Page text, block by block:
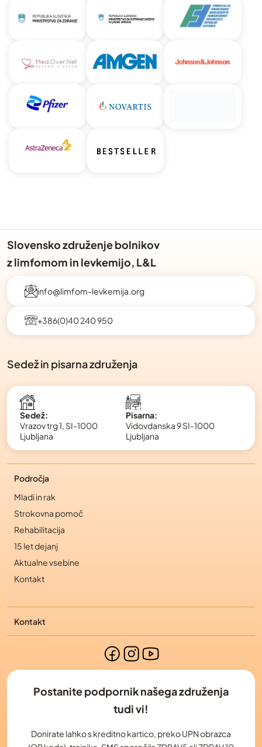
Slovensko združenje bolnikov
z limfomom in levkemijo, L&L
info@limfom-levkemija.org
+386(0)40 240 950
Sedež in pisarna združenja
Sedež:
Vrazov trg 1, SI-1000
Ljubljana
Pisarna:
Vidovdanska 9 SI-1000
Ljubljana
Področja
Mladi in rak
Strokovna pomoč
Rehabilitacija
15 let dejanj
Aktualne vsebine
Kontakt
Kontakt
Postanite podpornik našega združenja
tudi vi!
Donirate lahko s kreditno kartico, preko UPN obrazca